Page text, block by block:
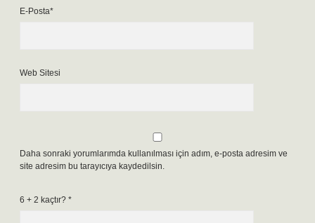
E-Posta*
Web Sitesi
Daha sonraki yorumlarımda kullanılması için adım, e-posta adresim ve
site adresim bu tarayıcıya kaydedilsin.
6 + 2 kaçtır? *